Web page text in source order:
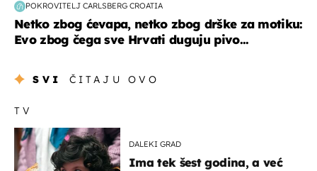
POKROVITELJ CARLSBERG CROATIA
Netko zbog ćevapa, netko zbog drške za motiku:
Evo zbog čega sve Hrvati duguju pivo...
SVI ČITAJU OVO
TV
DALEKI GRAD
Ima tek šest godina, a već